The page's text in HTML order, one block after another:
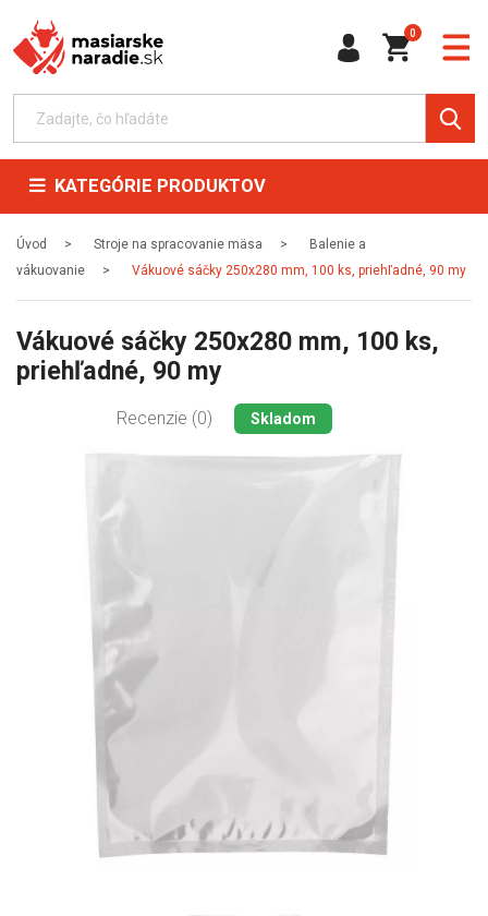
0
KATEGÓRIE PRODUKTOV
Úvod Stroje na spracovanie mäsa
Balenie a
vákuovanie
Vákuové sáčky 250x280 mm, 100 ks, priehľadné, 90 my
Vákuové sáčky 250x280 mm, 100 ks,
priehľadné, 90 my
Recenzie (0) Skladom